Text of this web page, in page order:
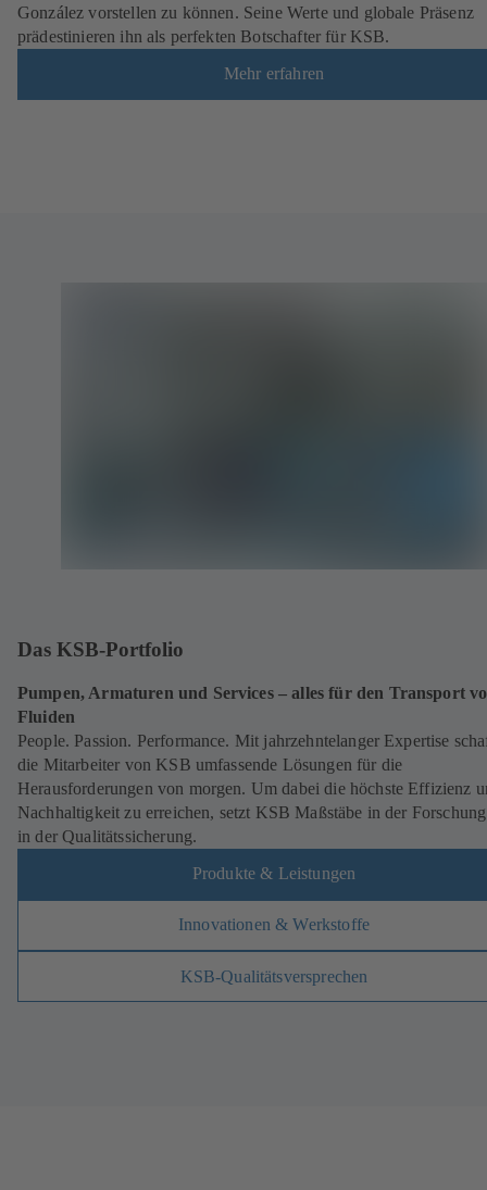
González vorstellen zu können. Seine Werte und globale Präsenz
prädestinieren ihn als perfekten Botschafter für KSB.
Mehr erfahren
Das KSB-Portfolio
Pumpen, Armaturen und Services – alles für den Transport
Fluiden
People. Passion. Performance. Mit jahrzehntelanger Expertise
die Mitarbeiter von KSB umfassende Lösungen für die
Herausforderungen von morgen. Um dabei die höchste Effizienz
Nachhaltigkeit zu erreichen, setzt KSB Maßstäbe in der
in der Qualitätssicherung.
Produkte & Leistungen
Innovationen & Werkstoffe
KSB-Qualitätsversprechen